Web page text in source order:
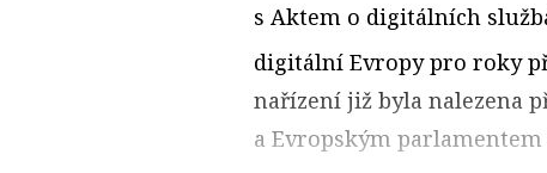
s Aktem o digitálních
digitální Evropy pro roky
nařízení již byla nalezena
a Evropským